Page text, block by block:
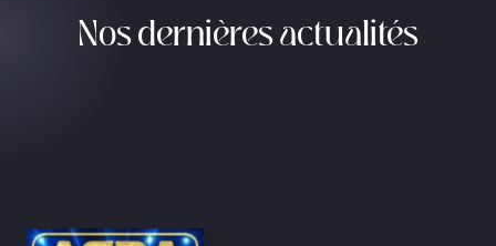
Nos dernières actualités